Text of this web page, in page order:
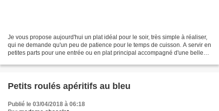
Je vous propose aujourd'hui un plat idéal pour le soir, très simple à réaliser,
qui ne demande qu'un peu de patience pour le temps de cuisson. A servir en
petites parts pour une entrée ou en plat principal accompagné d'une belle
Petits roulés apéritifs au bleu
Publié le 03/04/2018 à 06:18